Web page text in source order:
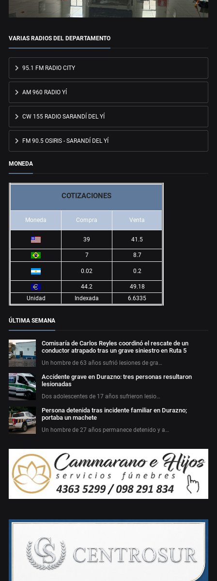
VARIAS RADIOS DEL DEPARTAMENTO
95.1 FM RADIO CITY
AM 960 RADIO YÍ
CW 155 RADIO SARANDÍ DEL YÍ
FM 90.5 OSIRIS - SARANDÍ DEL YÍ
MONEDA
COTIZACIONES
Moneda Compra Venta
39 41.5
7 8.7
0.02 0.2
44.2
49.18
Unidad
Indexada 6.6335
ÚLTIMA SEMANA
Comisaría de Carlos Reyles coordinó el rescate de un
conductor atrapado tras un grave siniestro en Ruta 5
Un hombre de 63 años sufrió lesiones de gra…
Accidente grave en Durazno: tres personas resultaron
lesionadas
Dos adolescentes de 17 años sufrieron lesio…
Persona detenida tras incidente familiar en Durazno;
portaba un machete
Un hombre de 27 años permanece detenido y a…